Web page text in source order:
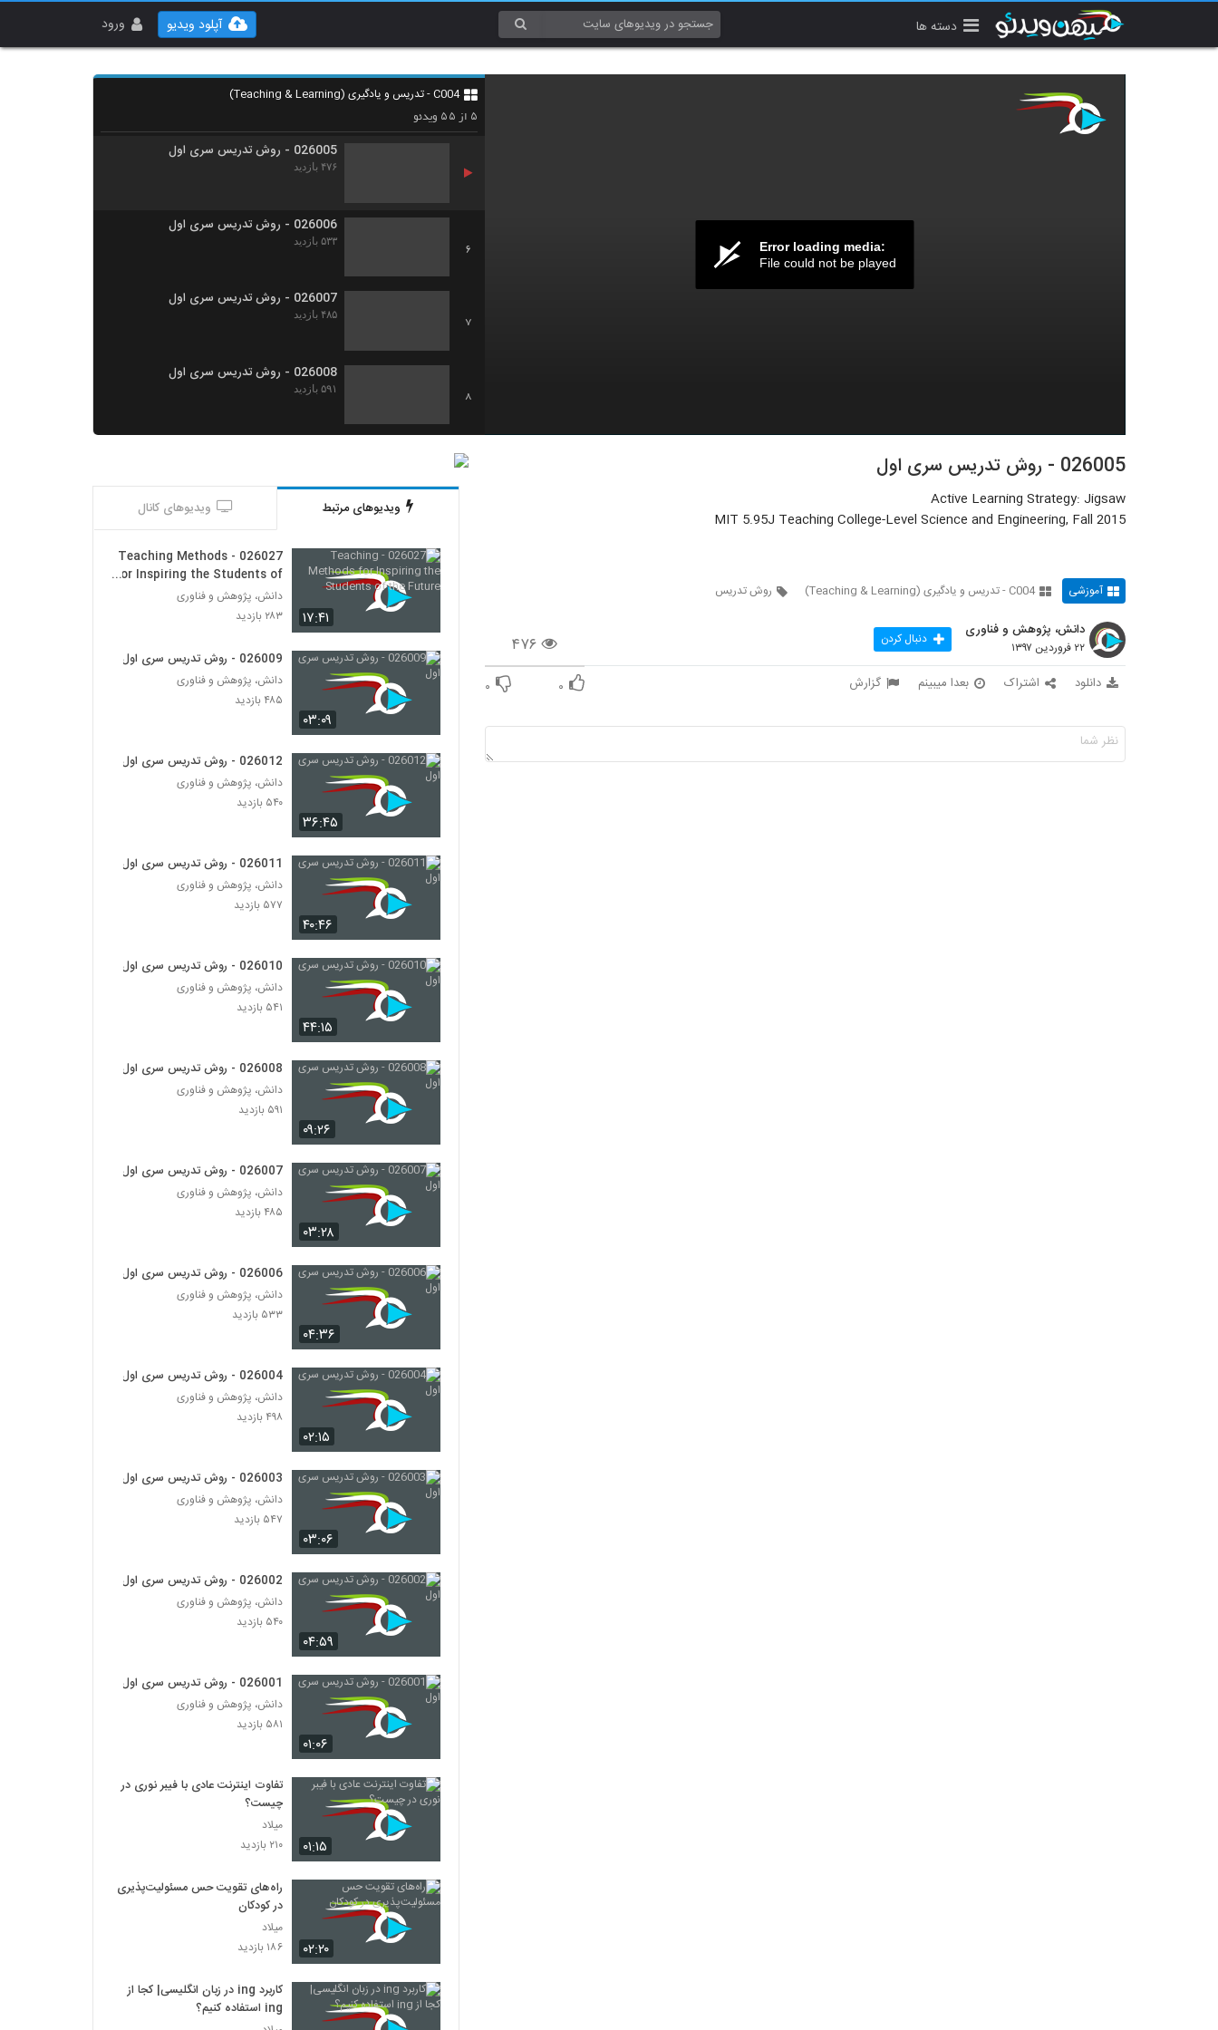
دسته ها ورود آپلود ویدیو
Error loading media:
File could not be played
C004 - تدریس و یادگیری (Teaching & Learning)
۵ از ۵۵ ویدئو
4
026004 - روش تدریس سری اول
۴۹۸ بازدید
026005 - روش تدریس سری اول
۴۷۶ بازدید
6
026006 - روش تدریس سری اول
۵۳۳ بازدید
7
026007 - روش تدریس سری اول
۴۸۵ بازدید
8
026008 - روش تدریس سری اول
۵۹۱ بازدید
9
026011 - روش تدریس سری اول
026012 - روش تدریس سری اول
۵۴۰ بازدید
026009 - روش تدریس سری اول
۴۸۵ بازدید
026013 - ارائه موثر (1)
۳۷۶ بازدید
026014 - ارائه موثر (2)
۳۷۵ بازدید
026015 - ارائه موثر (3)
026016 - ارائه موثر (4)
۴۶۰ بازدید
026017 - ارائه موثر (5)
۴۱۳ بازدید
026019 - ارائه موثر (7)
۴۲۹ بازدید
۴۲۶ بازدید
026021 - ارائه موثر (9)
۴۷۹ بازدید
026022 - ارائه موثر (10)
026023 - ارائه موثر (11)
۴۶۷ بازدید
026024 - ارائه موثر (12)
۵۳۲ بازدید
026025 - ارائه موثر (13)
۳۷۹ بازدید
026026 - Developing the 4 C's through
PBL
۳۲۳ بازدید
026027 - Teaching Methods for
Inspiring the Students of the Future
۲۸۳ بازدید
026028 - Andragogy: 1.The Adult
Learner
۲۳۹ بازدید
026029 - Andragogy:
2.Characteristics of the Adult
Learner
۲۵۵ بازدید
026030 - Andragogy: 3.Strategies for
Instruction
026005 - روش تدریس سری اول
Active Learning Strategy: Jigsaw
MIT 5.95J Teaching College-Level Science and Engineering, Fall 2015
آموزشی C004 - تدریس و یادگیری (Teaching & Learning) روش تدریس
۴۷۶
دانش، پژوهش و فناوری
۲۲ فروردین ۱۳۹۷ دنبال کردن
دانلود اشتراک بعدا میبینم گزارش ۰ ۰
ویدیوهای مرتبط ویدیوهای کانال
۱۷:۴۱
026027 - Teaching Methods
for Inspiring the Students of
the Future
دانش، پژوهش و فناوری
۲۸۳ بازدید
۰۳:۰۹
026009 - روش تدریس سری اول
دانش، پژوهش و فناوری
۴۸۵ بازدید
۳۶:۴۵
026012 - روش تدریس سری اول
دانش، پژوهش و فناوری
۵۴۰ بازدید
۴۰:۴۶
026011 - روش تدریس سری اول
دانش، پژوهش و فناوری
۵۷۷ بازدید
۴۴:۱۵
026010 - روش تدریس سری اول
دانش، پژوهش و فناوری
۵۴۱ بازدید
۰۹:۲۶
026008 - روش تدریس سری اول
دانش، پژوهش و فناوری
۵۹۱ بازدید
۰۳:۲۸
026007 - روش تدریس سری اول
دانش، پژوهش و فناوری
۴۸۵ بازدید
۰۴:۳۶
026006 - روش تدریس سری اول
دانش، پژوهش و فناوری
۵۳۳ بازدید
۰۲:۱۵
026004 - روش تدریس سری اول
دانش، پژوهش و فناوری
۴۹۸ بازدید
۰۳:۰۶
026003 - روش تدریس سری اول
دانش، پژوهش و فناوری
۵۴۷ بازدید
۰۴:۵۹
026002 - روش تدریس سری اول
دانش، پژوهش و فناوری
۵۴۰ بازدید
۰۱:۰۶
026001 - روش تدریس سری اول
دانش، پژوهش و فناوری
۵۸۱ بازدید
۰۱:۱۵
تفاوت اینترنت عادی با فیبر نوری در
چیست؟
میلاد
۲۱۰ بازدید
۰۲:۲۰
راه‌های تقویت حس مسئولیت‌پذیری
در کودکان
میلاد
۱۸۶ بازدید
کاربرد ing در زبان انگلیسی| کجا از
ing استفاده کنیم؟